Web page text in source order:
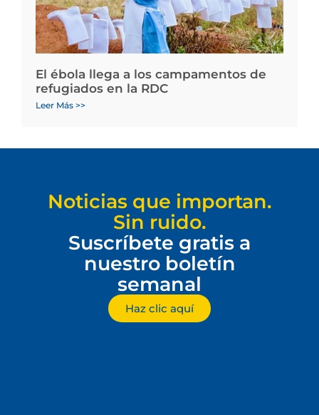
El ébola llega a los campamentos de
refugiados en la RDC
Leer Más >>
Noticias que importan.
Sin ruido.
Suscríbete gratis a
nuestro boletín
semanal
Haz clic aquí